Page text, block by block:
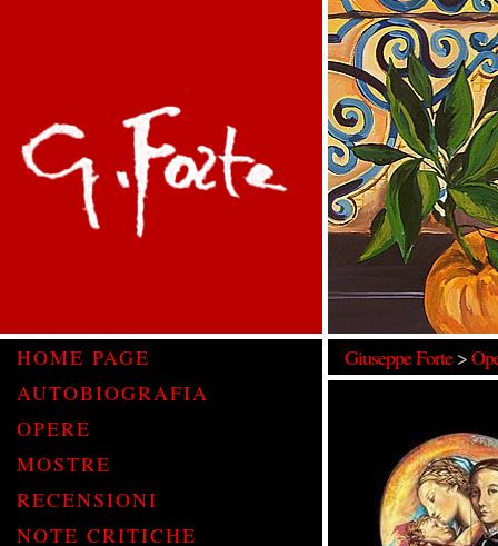
Giuseppe Forte>
HOME PAGE
AUTOBIOGRAFIA
OPERE
MOSTRE
RECENSIONI
NOTE CRITICHE